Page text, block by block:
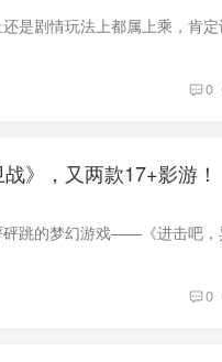
0
》，又两款17+影游！
0